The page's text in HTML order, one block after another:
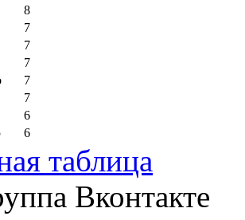
8
7
7
7
7
7
6
6
таблица
Вконтакте